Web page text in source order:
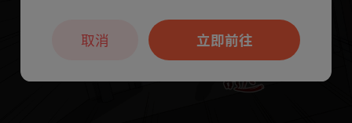
本章节仅支持App阅读，可打开App新用
户7天免费看立即前往
取消